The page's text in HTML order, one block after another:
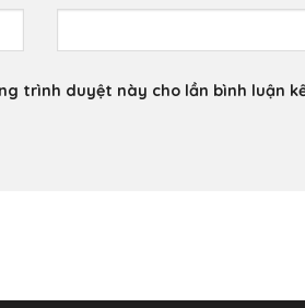
trình duyệt này cho lần bình luận